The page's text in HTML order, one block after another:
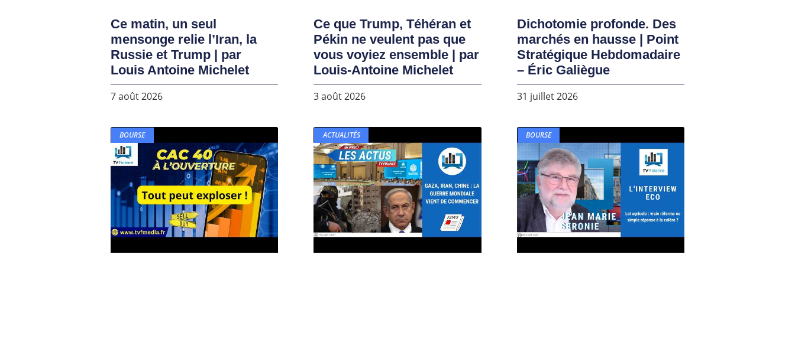
Ce matin, un seul
mensonge relie l’Iran, la
Russie et Trump | par
Louis Antoine Michelet
7 août 2026
Ce que Trump, Téhéran et
Pékin ne veulent pas que
vous voyiez ensemble | par
Louis-Antoine Michelet
3 août 2026
Dichotomie profonde. Des
marchés en hausse | Point
Stratégique Hebdomadaire
– Éric Galiègue
31 juillet 2026
BOURSE ACTUALITÉS BOURSE